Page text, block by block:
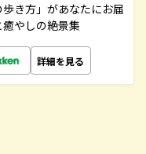
き方」があなたにお届
やしの絶景集
詳細を見る